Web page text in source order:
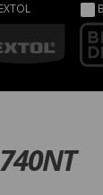
EXTOL